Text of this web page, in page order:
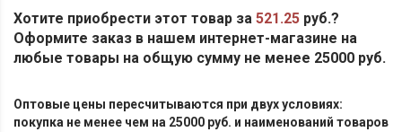
Хотите приобрести этот товар за 521.25 руб.?
Оформите заказ в нашем интернет-магазине на
любые товары на общую сумму не менее 25000 руб.
Оптовые цены пересчитываются при двух условиях:
покупка не менее чем на 25000 руб. и наименований товаров